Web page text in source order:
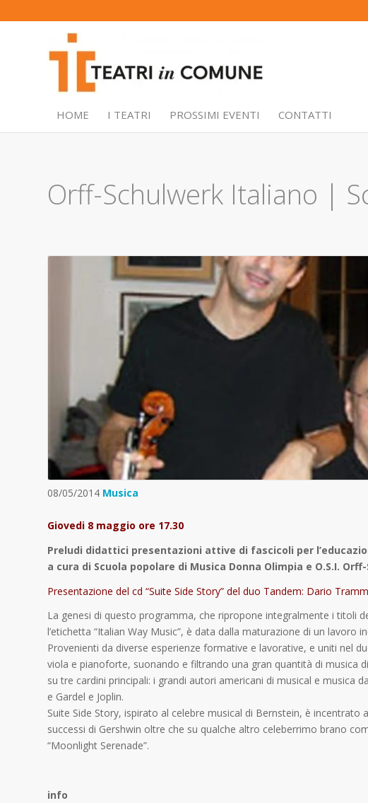
HOME I TEATRI PROSSIMI EVENTI CONTATTI
Orff-Schulwerk Italiano |
08/05/2014 Musica
Giovedi 8 maggio ore 17.30
Preludi didattici presentazioni attive di fascicoli per
a cura di Scuola popolare di Musica Donna Olimpia e O.S.I.
Presentazione del cd “Suite Side Story” del duo Tandem: Dario
La genesi di questo programma, che ripropone integralmente i titoli
l’etichetta “Italian Way Music”, è data dalla maturazione di un
Provenienti da diverse esperienze formative e lavorative, e uniti nel
viola e pianoforte, suonando e filtrando una gran quantità di musica
su tre cardini principali: i grandi autori americani di musical e musica
e Gardel e Joplin.
Suite Side Story, ispirato al celebre musical di Bernstein, è incentrato
successi di Gershwin oltre che su qualche altro celeberrimo brano
“Moonlight Serenade”.
info